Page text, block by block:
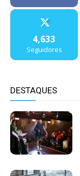
4,633
Seguidores
DESTAQUES